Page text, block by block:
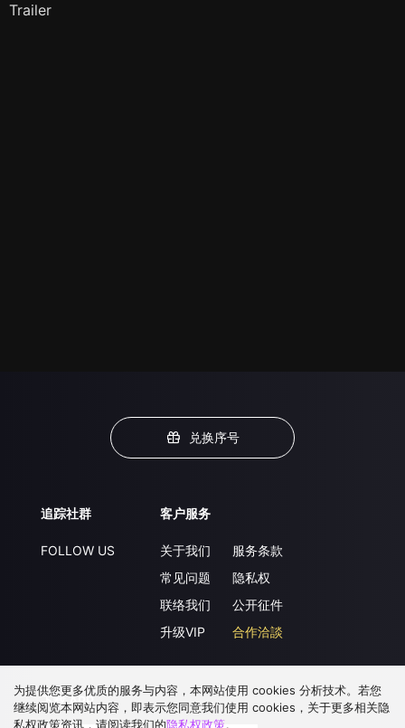
Trailer
兑换序号
追踪社群
FOLLOW US
客户服务
关于我们
常见问题
联络我们
升级VIP
服务条款
隐私权
公开征件
合作洽談
下载 APP
为提供您更多优质的服务与内容，本网站使用 cookies 分析技术。若您
继续阅览本网站内容，即表示您同意我们使用 cookies，关于更多相关隐
私权政策资讯，请阅读我们的隐私权政策。